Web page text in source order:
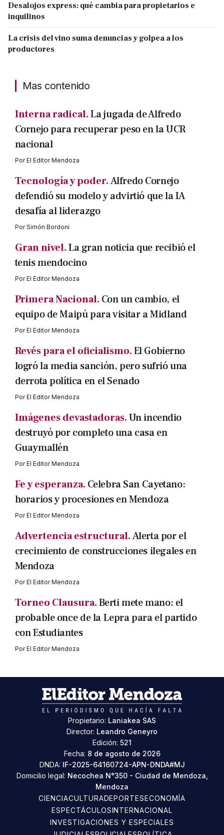
Desalojos express: qué cambia para propietarios e
inquilinos
La crisis del vino suma denuncias y golpea a los
productores
Mas contenido
Interna radical.La jugada de Alfredo
Cornejo para recuperar peso en la UCR
nacional
PorEl Editor Mendoza
Tecnología y poder.Alfredo Cornejo
defendió su modelo y advirtió que la IA
desafía al liderazgo
PorSimón Bordoni
Gran nivel.La gran noticia que recibió el
tenis mendocino
PorEl Editor Mendoza
Primera Nacional. Con un cambio, el
equipo de Maipú para visitar a Midland
PorEl Editor Mendoza
Revés para el oficialismo.El Gobierno
logró la media sanción, pero sufrió una
derrota política en el Senado
PorEl Editor Mendoza
Imágenes devastadoras.Un incendio
destruyó por completo una casa en
Guaymallén
PorEl Editor Mendoza
Fe y esperanza. Celebra San Cayetano:
horarios y procesiones en Mendoza
PorEl Editor Mendoza
Advertencia estructural.Alerta por el
crecimiento de construcciones ilegales en
Mendoza
PorEl Editor Mendoza
Torneo Clausura.Berti mete mano: el
probable once de la Lepra para el partido
con Estudiantes
PorEl Editor Mendoza
Propietario: Laniakea SAS
Director: Leandro Geneyro
Edición: 521
Fecha: 8 de agosto de 2026
DNDA: IF-2025-64160724-APN-DNDA#MJ
Domicilio legal: Necochea N°350 - Ciudad de Mendoza,
Mendoza
CIENCIACULTURADEPORTESECONOMÍA
ESPECTÁCULOSINTERNACIONAL
INVESTIGACIONES Y ESPECIALES